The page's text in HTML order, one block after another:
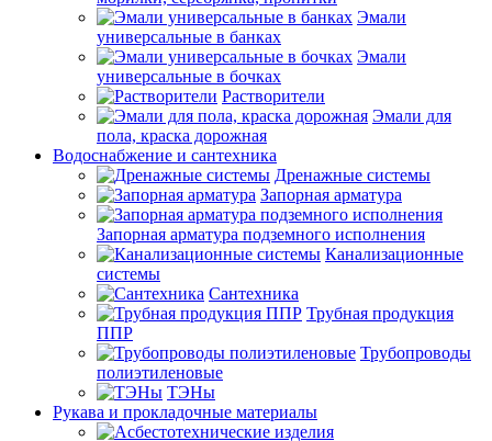
Эмали
универсальные в банках
Эмали
универсальные в бочках
Растворители
Эмали для
пола, краска дорожная
Водоснабжение и сантехника
Дренажные системы
Запорная арматура
Запорная арматура подземного исполнения
Канализационные
системы
Сантехника
Трубная продукция
ППР
Трубопроводы
полиэтиленовые
ТЭНы
Рукава и прокладочные материалы